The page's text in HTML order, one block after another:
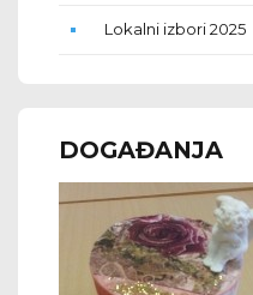
Lokalni izbori 2025
DOGAĐANJA